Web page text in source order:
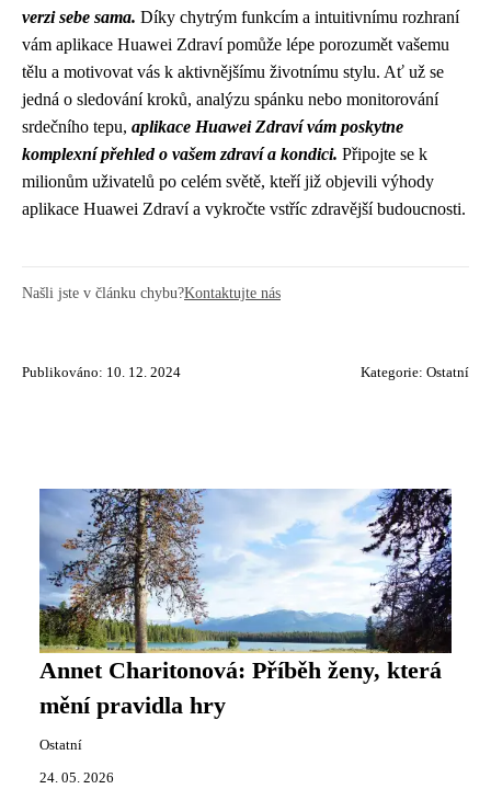
verzi sebe sama. Díky chytrým funkcím a intuitivnímu rozhraní
vám aplikace Huawei Zdraví pomůže lépe porozumět vašemu
tělu a motivovat vás k aktivnějšímu životnímu stylu. Ať už se
jedná o sledování kroků, analýzu spánku nebo monitorování
srdečního tepu, aplikace Huawei Zdraví vám poskytne
komplexní přehled o vašem zdraví a kondici. Připojte se k
milionům uživatelů po celém světě, kteří již objevili výhody
aplikace Huawei Zdraví a vykročte vstříc zdravější budoucnosti.
Našli jste v článku chybu?Kontaktujte nás
Publikováno: 10. 12. 2024 Kategorie: Ostatní
Annet Charitonová: Příběh ženy, která
mění pravidla hry
Ostatní
24. 05. 2026